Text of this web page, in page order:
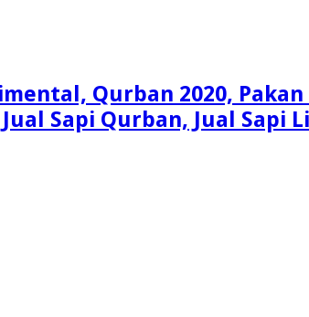
Jual Sapi Qurban, Jual